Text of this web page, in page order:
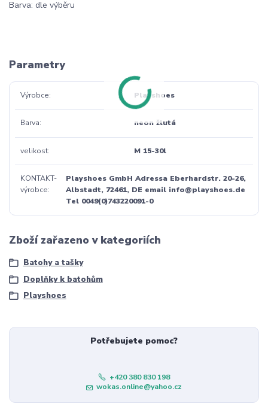
Barva: dle výběru
Parametry
Výrobce Playshoes
Barva neon žlutá
velikost M 15-30l
KONTAKT-
výrobce
Playshoes GmbH Adressa Eberhardstr. 20-26,
Albstadt, 72461, DE email info@playshoes.de
Tel 0049(0)743220091-0
Zboží zařazeno v kategoriích
Batohy a tašky
Doplňky k batohům
Playshoes
Potřebujete pomoc?
+420 380 830 198
wokas.online@yahoo.cz